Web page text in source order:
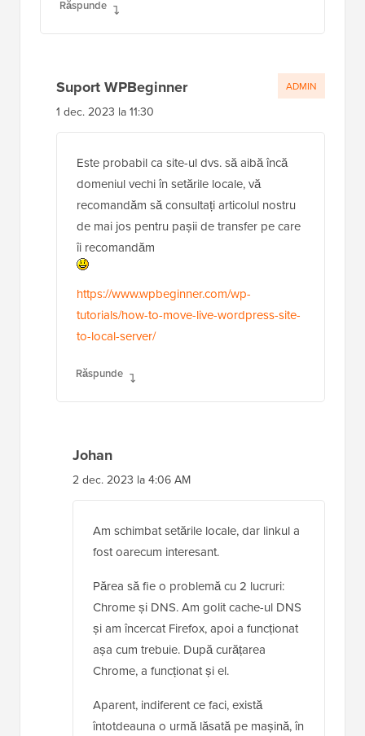
Răspunde
Suport WPBeginner
1 dec. 2023 la 11:30
Este probabil ca site-ul dvs. să aibă încă
domeniul vechi în setările locale, vă
recomandăm să consultați articolul nostru
de mai jos pentru pașii de transfer pe care
îi recomandăm
https://www.wpbeginner.com/wp-
tutorials/how-to-move-live-wordpress-site-
to-local-server/
Răspunde
ADMIN
Johan
2 dec. 2023 la 4:06 AM
Am schimbat setările locale, dar linkul a
fost oarecum interesant.
Părea să fie o problemă cu 2 lucruri:
Chrome și DNS. Am golit cache-ul DNS
și am încercat Firefox, apoi a funcționat
așa cum trebuie. După curățarea
Chrome, a funcționat și el.
Aparent, indiferent ce faci, există
întotdeauna o urmă lăsată pe mașină, în